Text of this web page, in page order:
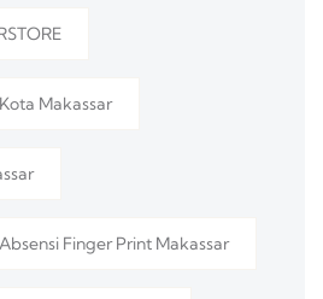
Makassar
Finger Print Makassar